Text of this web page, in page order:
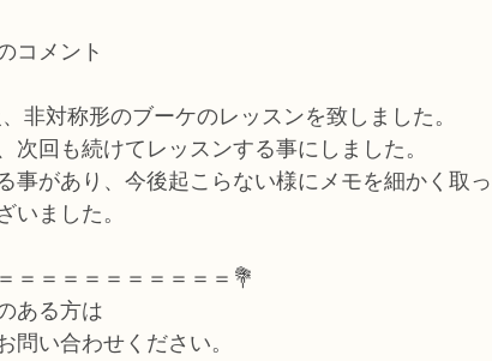
コメント
非対称形のブーケのレッスンを致しました。
次回も続けてレッスンする事にしました。
事があり、今後起こらない様にメモを細かく取っ
いました。
＝＝＝＝＝＝＝＝＝＝💐
ある方は
問い合わせください。